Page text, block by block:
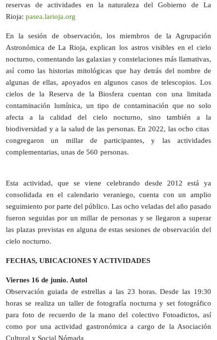
reservas de actividades en la naturaleza del Gobierno de La
Rioja: pasea.larioja.org
En la sesión de observación, los miembros de la Agrupación
Astronómica de La Rioja, explican los astros visibles en el cielo
nocturno, comentando las galaxias y constelaciones más llamativas,
así como las historias mitológicas que hay detrás del nombre de
algunas de ellas, apoyados en algunos casos de telescopios. Los
cielos de la Reserva de la Biosfera cuentan con una limitada
contaminación lumínica, un tipo de contaminación que no solo
afecta a la calidad del cielo nocturno, sino también a la
biodiversidad y a la salud de las personas. En 2022, las ocho citas
congregaron un millar de participantes, y las actividades
complementarias, unas de 560 personas.
Esta actividad, que se viene celebrando desde 2012 está ya
consolidada en el calendario veraniego, cuenta con un amplio
seguimiento por parte del público. Las ocho veladas del año pasado
fueron seguidas por un millar de personas y se llegaron a superar
las plazas previstas en alguna de estas sesiones de observación del
cielo nocturno.
FECHAS, UBICACIONES Y ACTIVIDADES
Viernes 16 de junio. Autol
Observación guiada de estrellas a las 23 horas. Desde las 19:30
horas se realiza un taller de fotografía nocturna y set fotográfico
para foto de recuerdo de la mano del colectivo Fotoadictos, así
como por una actividad gastronómica a cargo de la Asociación
Cultural y Social Nómada